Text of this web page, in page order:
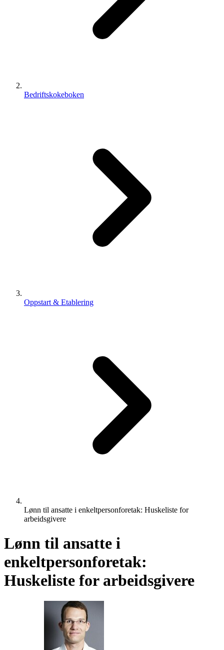
Bedriftskokeboken
Oppstart & Etablering
Lønn til ansatte i enkeltpersonforetak: Huskeliste for
arbeidsgivere
Lønn til ansatte i
enkeltpersonforetak:
Huskeliste for arbeidsgivere